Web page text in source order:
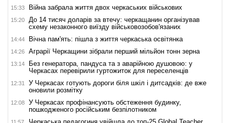
15:33 Війна забрала життя двох черкаських військових
15:20
До 14 тисяч доларів за втечу: черкащанин організував
схему незаконного виїзду військовозобов'язаних
14:44 Вічна пам'ять: пішла з життя черкаська освітянка
14:26 Аграрії Черкащини зібрали перший мільйон тонн зерна
13:14
Без генератора, пандуса та з аварійною душовою: у
Черкасах перевірили гуртожиток для переселенців
12:31
У Черкасах готують дороги біля шкіл і дитсадків: де вже
оновили розмітку
12:08
У Черкасах профінансують обстеження будинку,
пошкодженого російським безпілотником